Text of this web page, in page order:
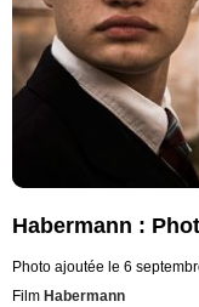
Habermann :
Photo ajoutée le 6
Film Habermann